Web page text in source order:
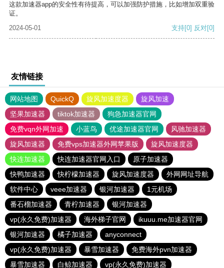
这款加速器app的安全性有待提高，可以加强防护措施，比如增加双重验
证。
2024-05-01
支持[0] 反对[0]
友情链接
网站地图 QuickQ 旋风加速度器
旋风加速
坚果加速器
tiktok加速器
狗急加速器官网
免费vqn外网加速
小蓝鸟 优途加速器官网
风驰加速器
旋风加速器
免费vps加速器外网苹果版
旋风加速度器
快连加速器
快连加速器官网入口
原子加速器
快鸭加速器
快柠檬加速器 旋风加速度器
外网网址导航
软件中心
veee加速器 银河加速器
1元机场
番石榴加速器
青柠加速器
银河加速器
vp(永久免费)加速器
海外梯子官网
ikuuu.me加速器官网
银河加速器
橘子加速器
anyconnect
vp(永久免费)加速器
暴雪加速器
免费海外pvn加速器
暴雪加速器
白鲸加速器
vp(永久免费)加速器